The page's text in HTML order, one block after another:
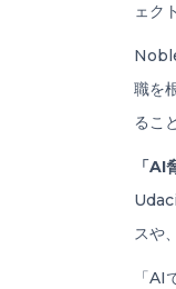
ェク
職を
るこ
「AI
スや
「